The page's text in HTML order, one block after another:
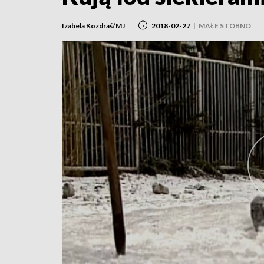
Izabela Kozdraś/MJ 2018-02-27 | MAŁE STOBNO